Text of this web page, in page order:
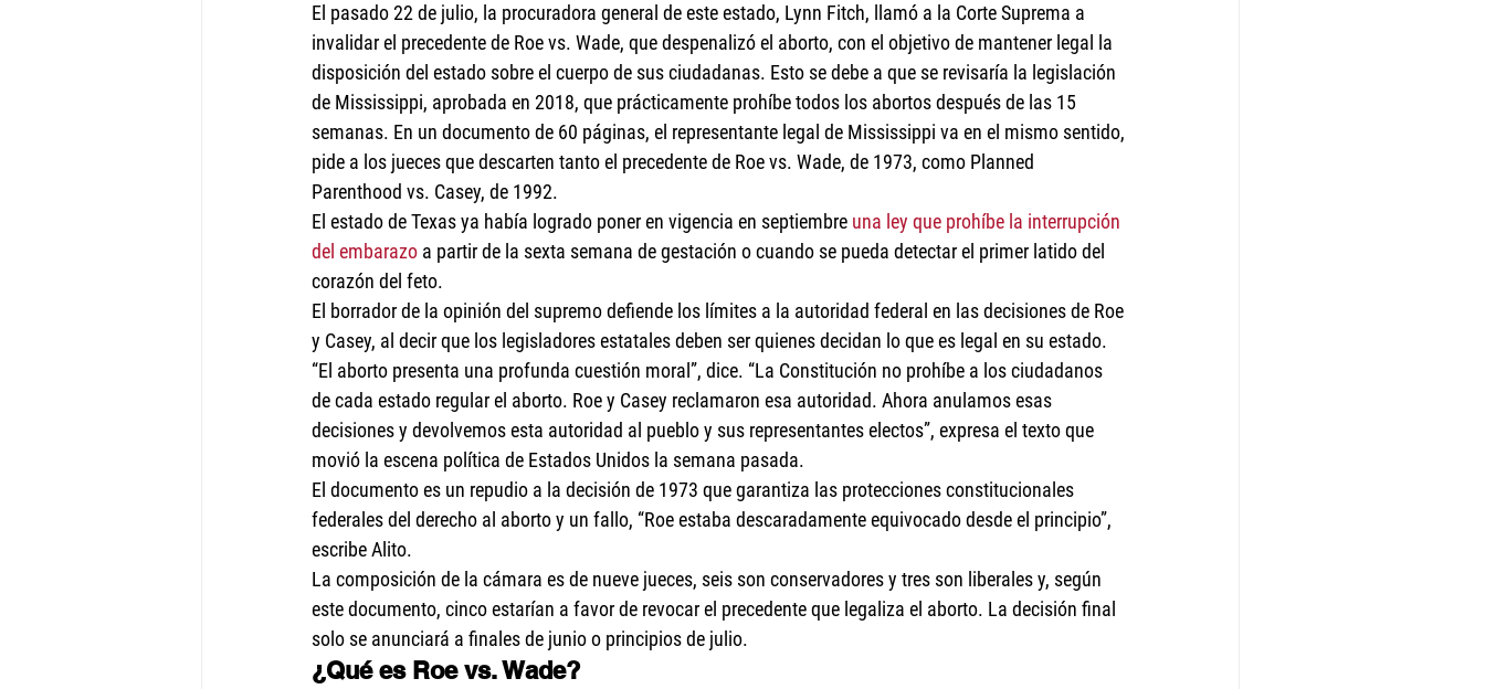
El pasado 22 de julio, la procuradora general de este estado, Lynn Fitch, llamó a la Corte Suprema a
invalidar el precedente de Roe vs. Wade, que despenalizó el aborto, con el objetivo de mantener legal la
disposición del estado sobre el cuerpo de sus ciudadanas. Esto se debe a que se revisaría la legislación
de Mississippi, aprobada en 2018, que prácticamente prohíbe todos los abortos después de las 15
semanas. En un documento de 60 páginas, el representante legal de Mississippi va en el mismo sentido,
pide a los jueces que descarten tanto el precedente de Roe vs. Wade, de 1973, como Planned
Parenthood vs. Casey, de 1992.
El estado de Texas ya había logrado poner en vigencia en septiembre una ley que prohíbe la interrupción
del embarazo a partir de la sexta semana de gestación o cuando se pueda detectar el primer latido del
corazón del feto.
El borrador de la opinión del supremo defiende los límites a la autoridad federal en las decisiones de Roe
y Casey, al decir que los legisladores estatales deben ser quienes decidan lo que es legal en su estado.
“El aborto presenta una profunda cuestión moral”, dice. “La Constitución no prohíbe a los ciudadanos
de cada estado regular el aborto. Roe y Casey reclamaron esa autoridad. Ahora anulamos esas
decisiones y devolvemos esta autoridad al pueblo y sus representantes electos”, expresa el texto que
movió la escena política de Estados Unidos la semana pasada.
El documento es un repudio a la decisión de 1973 que garantiza las protecciones constitucionales
federales del derecho al aborto y un fallo, “Roe estaba descaradamente equivocado desde el principio”,
escribe Alito.
La composición de la cámara es de nueve jueces, seis son conservadores y tres son liberales y, según
este documento, cinco estarían a favor de revocar el precedente que legaliza el aborto. La decisión final
solo se anunciará a finales de junio o principios de julio.
¿Qué es Roe vs. Wade?